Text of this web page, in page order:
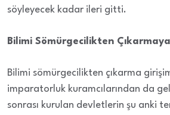
söyleyecek kadar ileri gitti.
Bilimi Sömürgecilikten
Bilimi sömürgecilikten çıkarma
imparatorluk kuramcılarından da
sonrası kurulan devletlerin şu anki